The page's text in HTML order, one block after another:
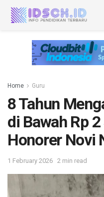
Home Guru
8 Tahun
di Bawah Rp
Honorer Novi
1 February 2026 2 min read